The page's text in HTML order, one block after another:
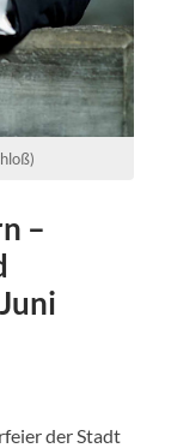
–
der Stadt